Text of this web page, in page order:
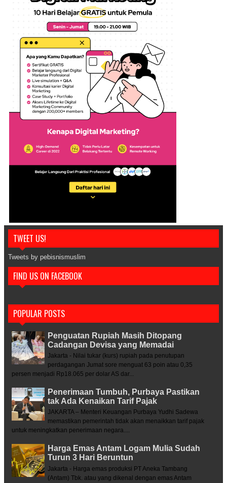
TWEET US!
Tweets by pebisnismuslim
FIND US ON FACEBOOK
POPULAR POSTS
Penguatan Rupiah Masih Ditopang
Cadangan Devisa yang Memadai
Jakarta - Nilai tukar (kurs) rupiah pada penutupan
perdagangan Jumat sore menguat 63 poin atau 0,35
persen menjadi Rp18.065 per dolar AS dar...
Penerimaan Tumbuh, Purbaya Pastikan
tak Ada Kenaikan Tarif Pajak
JAKARTA – Menteri Keuangan Purbaya Yudhi Sadewa
memastikan pemerintah tidak akan menaikkan tarif pajak
untuk meningkatkan penerimaan negara....
Harga Emas Antam Logam Mulia Sudah
Turun 3 Hari Beruntun
Jakarta - Harga emas produksi PT Aneka Tambang
(Antam) Tbk. atau yang dikenal dengan emas Antam